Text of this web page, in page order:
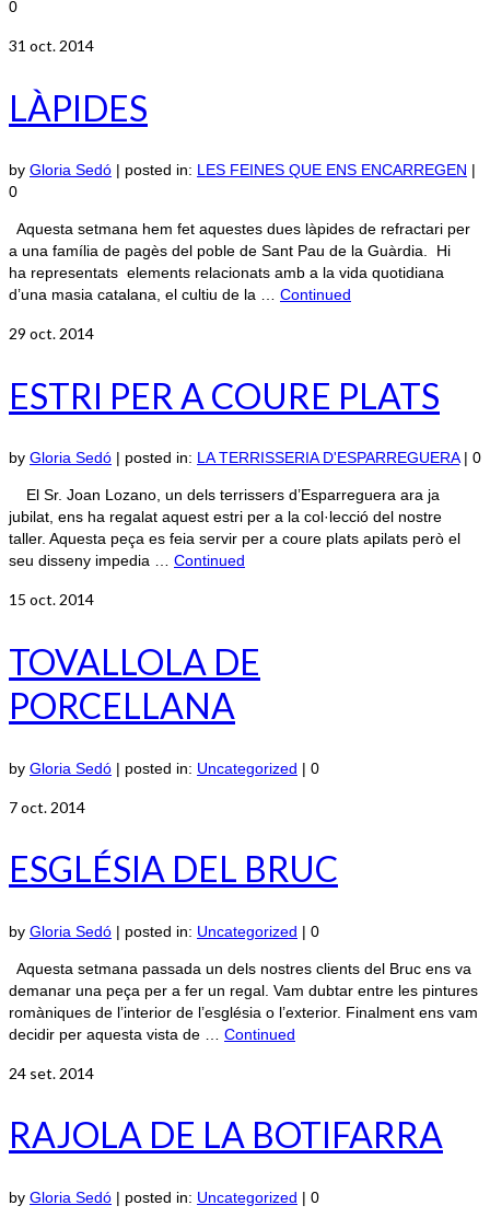
0
31 oct. 2014
LÀPIDES
by Gloria Sedó | posted in: LES FEINES QUE ENS ENCARREGEN |
0
Aquesta setmana hem fet aquestes dues làpides de refractari per
a una família de pagès del poble de Sant Pau de la Guàrdia. Hi
ha representats elements relacionats amb a la vida quotidiana
d’una masia catalana, el cultiu de la … Continued
29 oct. 2014
ESTRI PER A COURE PLATS
by Gloria Sedó | posted in: LA TERRISSERIA D'ESPARREGUERA | 0
El Sr. Joan Lozano, un dels terrissers d’Esparreguera ara ja
jubilat, ens ha regalat aquest estri per a la col·lecció del nostre
taller. Aquesta peça es feia servir per a coure plats apilats però el
seu disseny impedia … Continued
15 oct. 2014
TOVALLOLA DE
PORCELLANA
by Gloria Sedó | posted in: Uncategorized | 0
7oct. 2014
ESGLÉSIA DEL BRUC
by Gloria Sedó | posted in: Uncategorized | 0
Aquesta setmana passada un dels nostres clients del Bruc ens va
demanar una peça per a fer un regal. Vam dubtar entre les pintures
romàniques de l’interior de l’església o l’exterior. Finalment ens vam
decidir per aquesta vista de … Continued
24 set. 2014
RAJOLA DE LA BOTIFARRA
by Gloria Sedó | posted in: Uncategorized | 0